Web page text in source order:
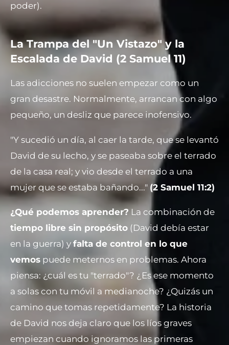
poder).
La Trampa del "Un Vistazo" y la
Escalada de David (2 Samuel 11)
Las adicciones no suelen empezar como un
gran desastre. Normalmente, arrancan con algo
pequeño, un desliz que parece inofensivo.
"Y sucedió un día, al caer la tarde, que se levantó
David de su lecho, y se paseaba sobre el terrado
de la casa real; y vio desde el terrado a una
mujer que se estaba bañando..." (2 Samuel 11:2)
¿Qué podemos aprender? La combinación de
tiempo libre sin propósito (David debía estar
en la guerra) yfalta de control en lo que
vemos puede meternos en problemas. Ahora
piensa: ¿cuál es tu "terrado"? ¿Es ese momento
a solas con tu móvil a medianoche? ¿Quizás un
camino que tomas repetidamente? La historia
de David nos deja claro que los líos graves
empiezan cuando ignoramos las primeras